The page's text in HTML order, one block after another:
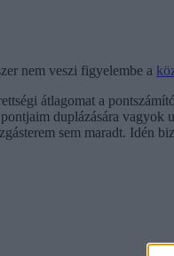
nem veszi figyelembe a
átlagomat a
duplázására vagyok
sem maradt. Idén